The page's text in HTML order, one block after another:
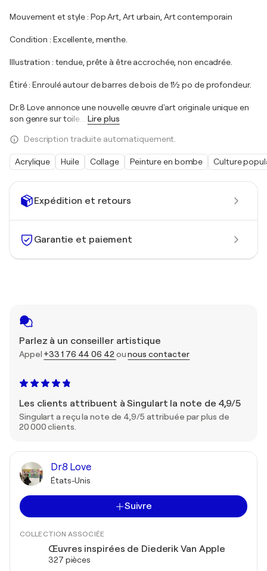
Expédition et retours
Garantie et paiement
Parlez à un conseiller artistique
Appel +33 1 76 44 06 42ounous contacter
Les clients attribuent à Singulart la note de 4,9/5
Singulart a reçu la note de 4,9/5 attribuée par plus de
20 000 clients.
Dr8 Love
États-Unis
Suivre
COLLECTION ASSOCIÉE
Œuvres inspirées de Diederik Van Apple
327 pièces
Mouvement et style : Pop Art, Art urbain, Art contemporain
Condition : Excellente, menthe.
Illustration : tendue, prête à être accrochée, non encadrée.
Étiré : Enroulé autour de barres de bois de 1½ po de profondeur.
Dr.8 Love annonce une nouvelle œuvre d'art originale unique en
son genre sur toile.… Lire plus
Description traduite automatiquement.
Acrylique Huile Collage Peinture en bombe Culture